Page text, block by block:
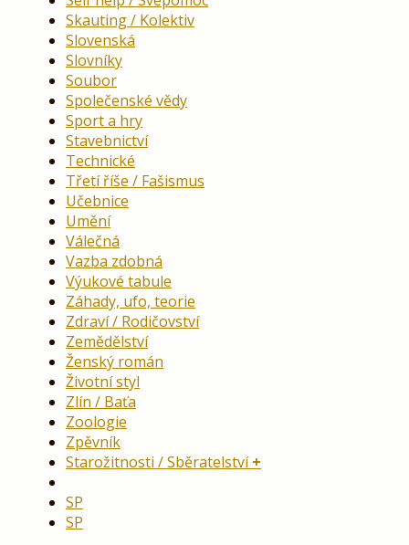
Skauting / Kolektiv
Slovenská
Slovníky
Soubor
Společenské vědy
Sport a hry
Stavebnictví
Technické
Třetí říše / Fašismus
Učebnice
Umění
Válečná
Vazba zdobná
Výukové tabule
Záhady, ufo, teorie
Zdraví / Rodičovství
Zemědělství
Ženský román
Životní styl
Zlín / Baťa
Zoologie
Zpěvník
Starožitnosti / Sběratelství
SP
SP